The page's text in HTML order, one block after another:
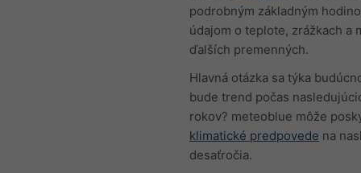
podrobným základným
údajom o teplote, zrážkach a
ďalších premenných.
Hlavná otázka sa týka
bude trend počas
rokov? meteoblue môže
klimatické predpovede na
desaťročia.